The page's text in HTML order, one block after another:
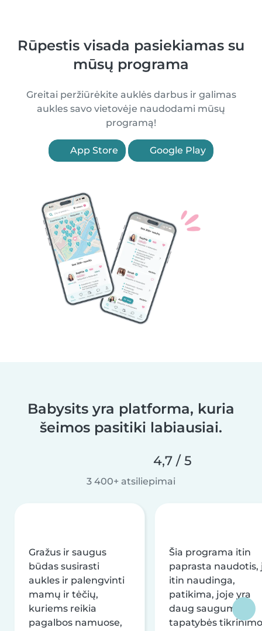
Rūpestis visada pasiekiamas su
mūsų programa
Greitai peržiūrėkite auklės darbus ir galimas
aukles savo vietovėje naudodami mūsų
programą!
App Store Google Play
Babysits yra platforma, kuria
šeimos pasitiki labiausiai.
4,7 / 5
3 400+ atsiliepimai
Gražus ir saugus
būdas susirasti
aukles ir palengvinti
mamų ir tėčių,
kuriems reikia
pagalbos namuose,
Šia programa itin
paprasta naudotis,
itin naudinga,
patikima, joje yra
daug saugumo ir
tapatybės tikrinimo